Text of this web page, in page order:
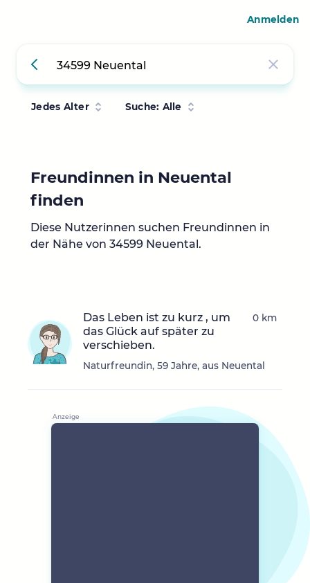
Jedes Alter Suche: Alle
Freundinnen in Neuental
finden
Diese Nutzerinnen suchen Freundinnen in
der Nähe von 34599 Neuental.
Das Leben ist zu kurz , um
das Glück auf später zu
verschieben.
Naturfreundin, 59 Jahre, aus Neuental
0 km
Anmelden